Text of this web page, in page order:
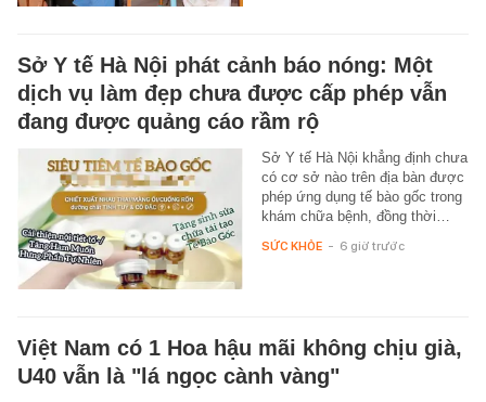
Sở Y tế Hà Nội phát cảnh báo nóng: Một
dịch vụ làm đẹp chưa được cấp phép vẫn
đang được quảng cáo rầm rộ
Sở Y tế Hà Nội khẳng định chưa
có cơ sở nào trên địa bàn được
phép ứng dụng tế bào gốc trong
khám chữa bệnh, đồng thời…
SỨC KHỎE - 6 giờ trước
Việt Nam có 1 Hoa hậu mãi không chịu già,
U40 vẫn là "lá ngọc cành vàng"